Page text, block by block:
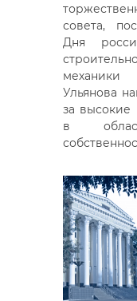
совета,
Дня
Ульянова
за высокие
в